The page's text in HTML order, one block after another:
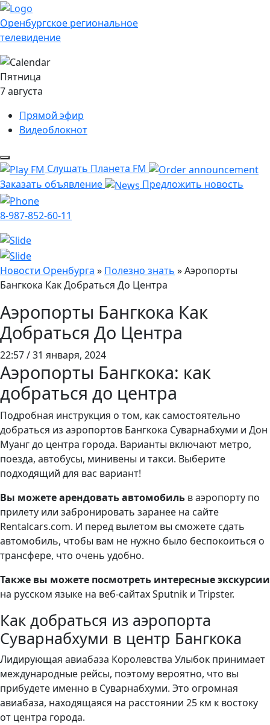
Оренбургское региональное
телевидение
Пятница
7 августа
Прямой эфир
Видеоблокнот
Слушать Планета FM
Заказать объявление
Предложить новость
8-987-852-60-11
Новости Оренбурга » Полезно знать »Аэропорты
Бангкока Как Добраться До Центра
Аэропорты Бангкока Как
Добраться До Центра
22:57 / 31 января, 2024
Аэропорты Бангкока: как
добраться до центра
Подробная инструкция о том, как самостоятельно
добраться из аэропортов Бангкока Суварнабхуми и Дон
Муанг до центра города. Варианты включают метро,
поезда, автобусы, минивены и такси. Выберите
подходящий для вас вариант!
Вы можете арендовать автомобиль в аэропорту по
прилету или забронировать заранее на сайте
Rentalcars.com. И перед вылетом вы сможете сдать
автомобиль, чтобы вам не нужно было беспокоиться о
трансфере, что очень удобно.
Также вы можете посмотреть интересные экскурсии
на русском языке на веб-сайтах Sputnik и Tripster.
Как добраться из аэропорта
Суварнабхуми в центр Бангкока
Лидирующая авиабаза Королевства Улыбок принимает
международные рейсы, поэтому вероятно, что вы
прибудете именно в Суварнабхуми. Это огромная
авиабаза, находящаяся на расстоянии 25 км к востоку
от центра города.